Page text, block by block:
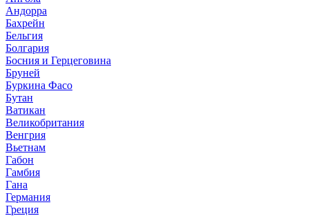
Андорра
Бахрейн
Бельгия
Болгария
Босния и Герцеговина
Бруней
Буркина Фасо
Бутан
Ватикан
Великобритания
Венгрия
Вьетнам
Габон
Гамбия
Гана
Германия
Греция